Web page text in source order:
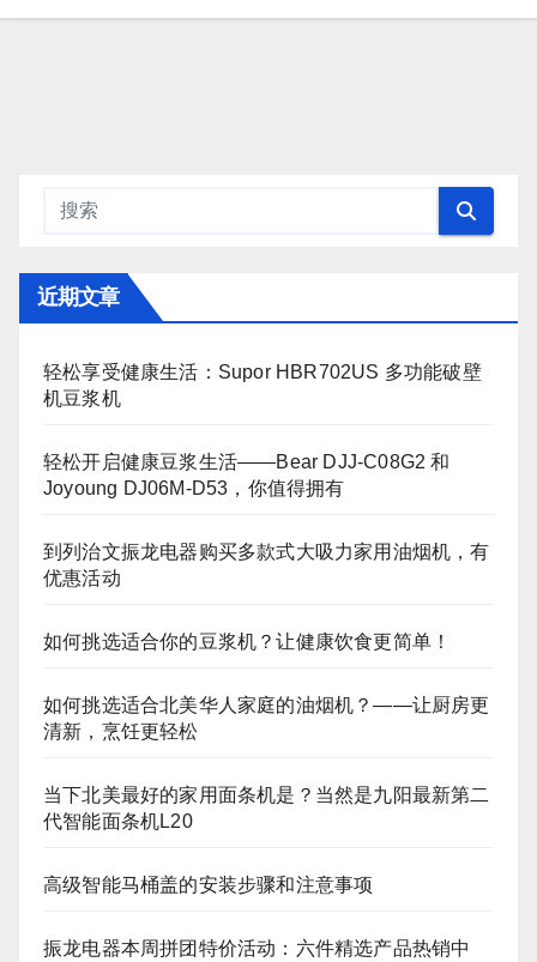
近期文章
轻松享受健康生活：Supor HBR702US 多功能破壁
机豆浆机
轻松开启健康豆浆生活——Bear DJJ‑C08G2 和
Joyoung DJ06M‑D53，你值得拥有
到列治文振龙电器购买多款式大吸力家用油烟机，有
优惠活动
如何挑选适合你的豆浆机？让健康饮食更简单！
如何挑选适合北美华人家庭的油烟机？——让厨房更
清新，烹饪更轻松
当下北美最好的家用面条机是？当然是九阳最新第二
代智能面条机L20
高级智能马桶盖的安装步骤和注意事项
振龙电器本周拼团特价活动：六件精选产品热销中